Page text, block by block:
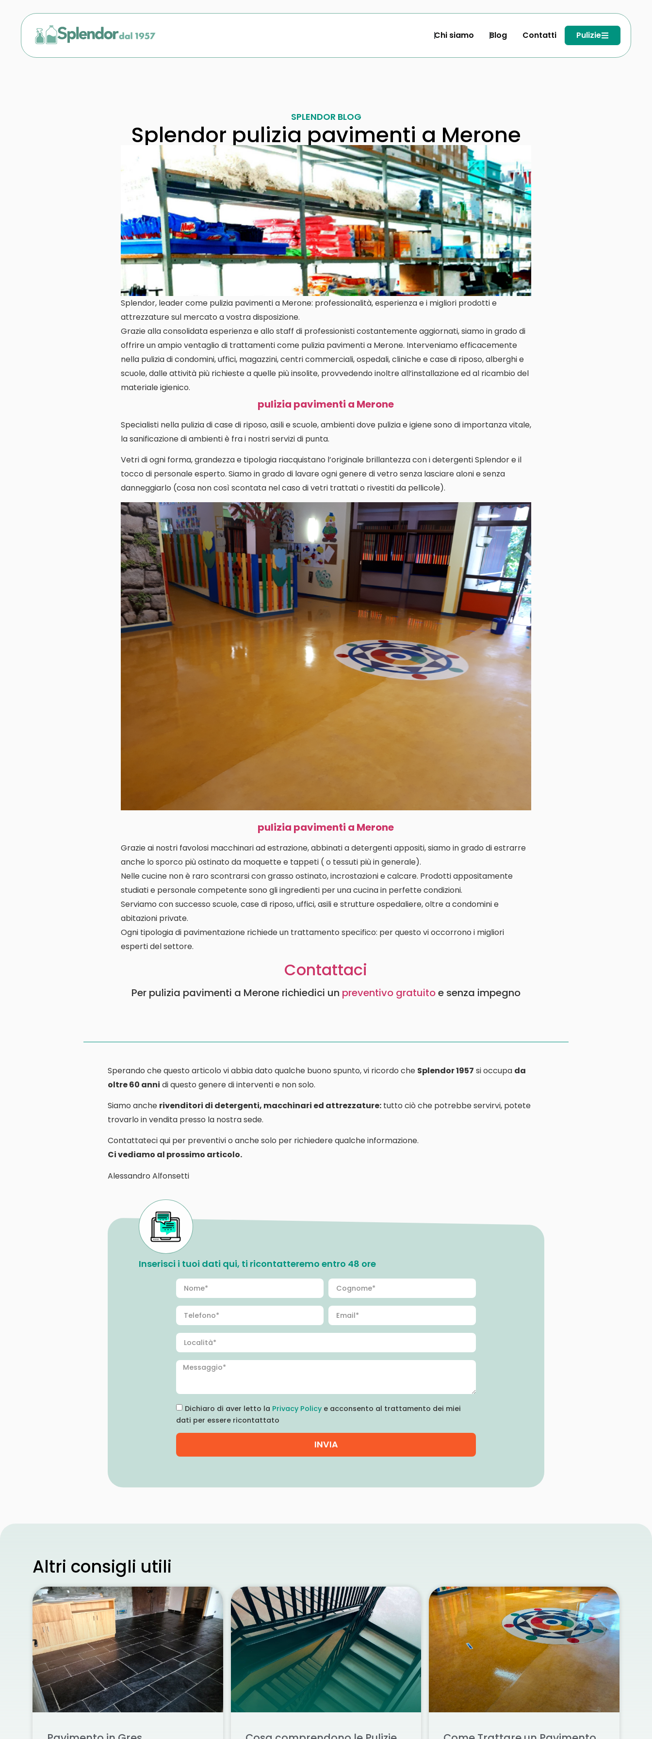
Chi siamo Blog Contatti Pulizie
SPLENDOR BLOG
Splendor pulizia pavimenti a Merone
Splendor, leader come pulizia pavimenti a Merone: professionalità, esperienza e i migliori prodotti e
attrezzature sul mercato a vostra disposizione.
Grazie alla consolidata esperienza e allo staff di professionisti costantemente aggiornati, siamo in grado di
offrire un ampio ventaglio di trattamenti come pulizia pavimenti a Merone. Interveniamo efficacemente
nella pulizia di condomini, uffici, magazzini, centri commerciali, ospedali, cliniche e case di riposo, alberghi e
scuole, dalle attività più richieste a quelle più insolite, provvedendo inoltre all’installazione ed al ricambio del
materiale igienico.
pulizia pavimenti a Merone
Specialisti nella pulizia di case di riposo, asili e scuole, ambienti dove pulizia e igiene sono di importanza vitale,
la sanificazione di ambienti è fra i nostri servizi di punta.
Vetri di ogni forma, grandezza e tipologia riacquistano l’originale brillantezza con i detergenti Splendor e il
tocco di personale esperto. Siamo in grado di lavare ogni genere di vetro senza lasciare aloni e senza
danneggiarlo (cosa non così scontata nel caso di vetri trattati o rivestiti da pellicole).
pulizia pavimenti a Merone
Grazie ai nostri favolosi macchinari ad estrazione, abbinati a detergenti appositi, siamo in grado di estrarre
anche lo sporco più ostinato da moquette e tappeti ( o tessuti più in generale).
Nelle cucine non è raro scontrarsi con grasso ostinato, incrostazioni e calcare. Prodotti appositamente
studiati e personale competente sono gli ingredienti per una cucina in perfette condizioni.
Serviamo con successo scuole, case di riposo, uffici, asili e strutture ospedaliere, oltre a condomini e
abitazioni private.
Ogni tipologia di pavimentazione richiede un trattamento specifico: per questo vi occorrono i migliori
esperti del settore.
Contattaci
Per pulizia pavimenti a Merone richiedici un preventivo gratuitoe senza impegno
Sperando che questo articolo vi abbia dato qualche buono spunto, vi ricordo che Splendor 1957 si occupa da
oltre 60 anni di questo genere di interventi e non solo.
Siamo anche rivenditori di detergenti, macchinari ed attrezzature: tutto ciò che potrebbe servirvi, potete
trovarlo in vendita presso la nostra sede.
Contattateci qui per preventivi o anche solo per richiedere qualche informazione.
Ci vediamo al prossimo articolo.
Alessandro Alfonsetti
Inserisci i tuoi dati qui, ti ricontatteremo entro 48 ore
Dichiaro di aver letto la Privacy Policy e acconsento al trattamento dei miei
dati per essere ricontattato
INVIA
Altri consigli utili